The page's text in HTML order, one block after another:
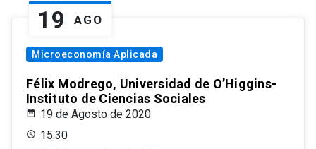
19 AGO
Microeconomía Aplicada
Félix Modrego, Universidad de O’Higgins-
Instituto de Ciencias Sociales
19 de Agosto de 2020
15:30